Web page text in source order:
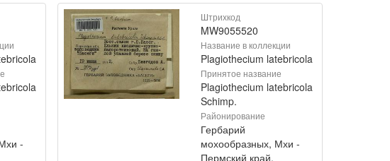
-
Штрихкод
MW9055520
Название в коллекции
Plagiothecium latebricola
Принятое название
Plagiothecium latebricola
Schimp.
Районирование
Гербарий
мохообразных, Мхи -
Пермский край,